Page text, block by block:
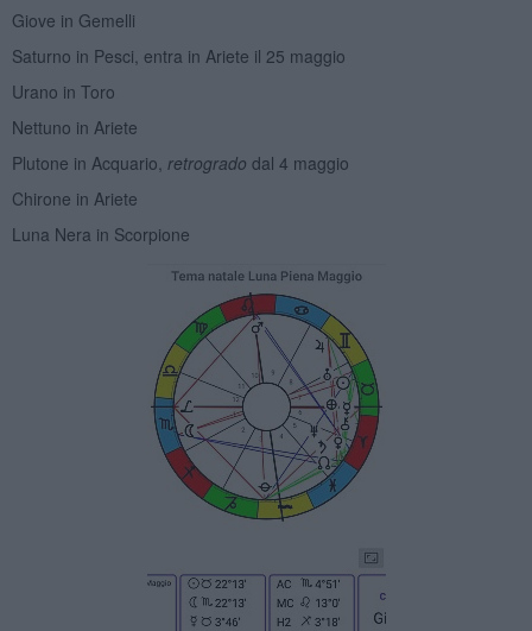
Giove in Gemelli
Saturno in Pesci, entra in Ariete il 25 maggio
Urano in Toro
Nettuno in Ariete
Plutone in Acquario, retrogrado dal 4 maggio
Chirone in Ariete
Luna Nera in Scorpione